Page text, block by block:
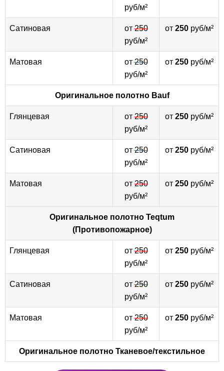
руб/м²
Сатиновая от250
руб/м²
от 250руб/м²
Матовая от250
руб/м²
от 250руб/м²
Оригинальное полотно Bauf
Глянцевая от250
руб/м²
от 250руб/м²
Сатиновая от250
руб/м²
от 250руб/м²
Матовая от250
руб/м²
от 250руб/м²
Оригинальное полотно Teqtum
(Противопожарное)
Глянцевая от250
руб/м²
от 250руб/м²
Сатиновая от250
руб/м²
от 250руб/м²
Матовая от250
руб/м²
от 250руб/м²
Оригинальное полотно Тканевое/текстильное